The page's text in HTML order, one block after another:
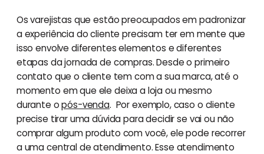
Os varejistas que estão preocupados em padronizar
a experiência do cliente precisam ter em mente que
isso envolve diferentes elementos e diferentes
etapas da jornada de compras. Desde o primeiro
contato que o cliente tem com a sua marca, até o
momento em que ele deixa a loja ou mesmo
durante opós-venda. Por exemplo, caso o cliente
precise tirar uma dúvida para decidir se vai ou não
comprar algum produto com você, ele pode recorrer
a uma central de atendimento. Esse atendimento